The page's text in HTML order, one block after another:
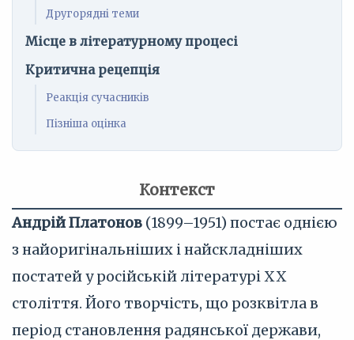
Другорядні теми
Місце в літературному процесі
Критична рецепція
Реакція сучасників
Пізніша оцінка
Контекст
Андрій Платонов (1899–1951) постає однією
з найоригінальніших і найскладніших
постатей у російській літературі XX
століття. Його творчість, що розквітла в
період становлення радянської держави,